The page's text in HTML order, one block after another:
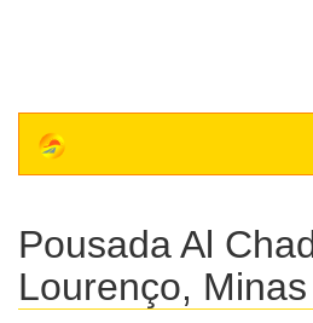
Pousada Al
Lourenço,